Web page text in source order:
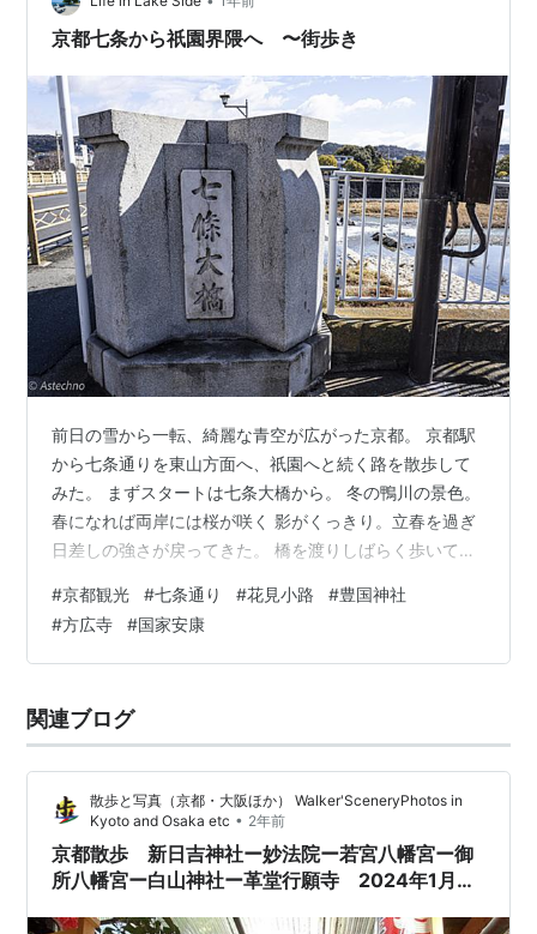
京都七条から祇園界隈へ 〜街歩き
前日の雪から一転、綺麗な青空が広がった京都。 京都駅
から七条通りを東山方面へ、祇園へと続く路を散歩して
みた。 まずスタートは七条大橋から。 冬の鴨川の景色。
春になれば両岸には桜が咲く 影がくっきり。立春を過ぎ
日差しの強さが戻ってきた。 橋を渡りしばらく歩いてか
る。 中には入らなかったが、立派な鳥居と本殿がある。
この豊国神社の隣にはあの有名な方広寺の鐘がある。大
きな鐘を見ると白く印がされたところに今でも、「国家
がかりのネタとして後に大坂の陣に繋がったという事で
知られる。日本史でも習った歴史の遺産…
#京都観光 #七条通り #花見小路 #豊国神社
#方広寺 #国家安康
関連ブログ
散歩と写真（京都・大阪ほか） Walker'SceneryPhotos in
Kyoto and Osaka etc • 2年前
京都散歩 新日吉神社ー妙法院ー若宮八幡宮ー御
所八幡宮ー白山神社ー革堂行願寺 2024年1月8